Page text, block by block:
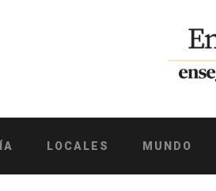
LOCALES MUNDO